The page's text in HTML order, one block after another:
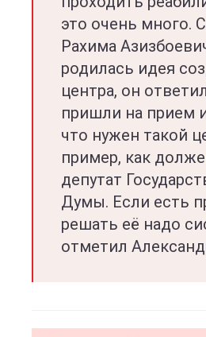
это очень много.
Рахима
родилась идея
центра, он
пришли на прием
что нужен такой
пример, как
депутат
Думы. Если есть
решать её надо
отметил